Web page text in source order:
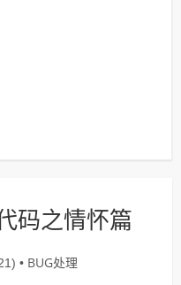
码之情怀篇
• BUG处理